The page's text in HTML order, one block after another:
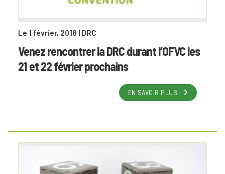
Le 1 février, 2018 | DRC
Venez rencontrer la DRC durant l’OFVC les
21 et 22 février prochains
EN SAVOIR PLUS